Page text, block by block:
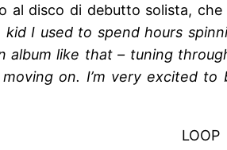
al disco di debutto solista,
kid I used to spend hours
album like that – tuning
on. I’m very excited
LOOP